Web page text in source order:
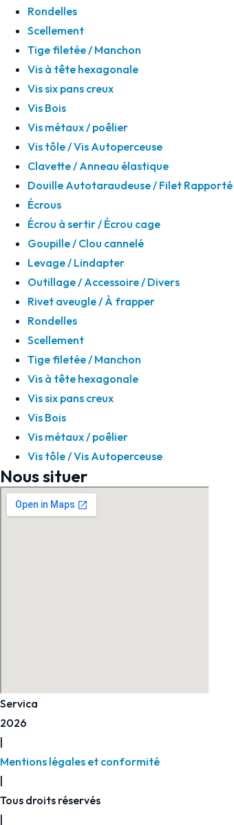
Rondelles
Scellement
Tige filetée / Manchon
Vis à tête hexagonale
Vis six pans creux
Vis Bois
Vis métaux / poêlier
Vis tôle / Vis Autoperceuse
Clavette / Anneau élastique
Douille Autotaraudeuse / Filet Rapporté
Écrous
Écrou à sertir / Écrou cage
Goupille / Clou cannelé
Levage / Lindapter
Outillage / Accessoire / Divers
Rivet aveugle / À frapper
Rondelles
Scellement
Tige filetée / Manchon
Vis à tête hexagonale
Vis six pans creux
Vis Bois
Vis métaux / poêlier
Vis tôle / Vis Autoperceuse
Nous situer
Servica
2026
Mentions légales et conformité
Tous droits réservés